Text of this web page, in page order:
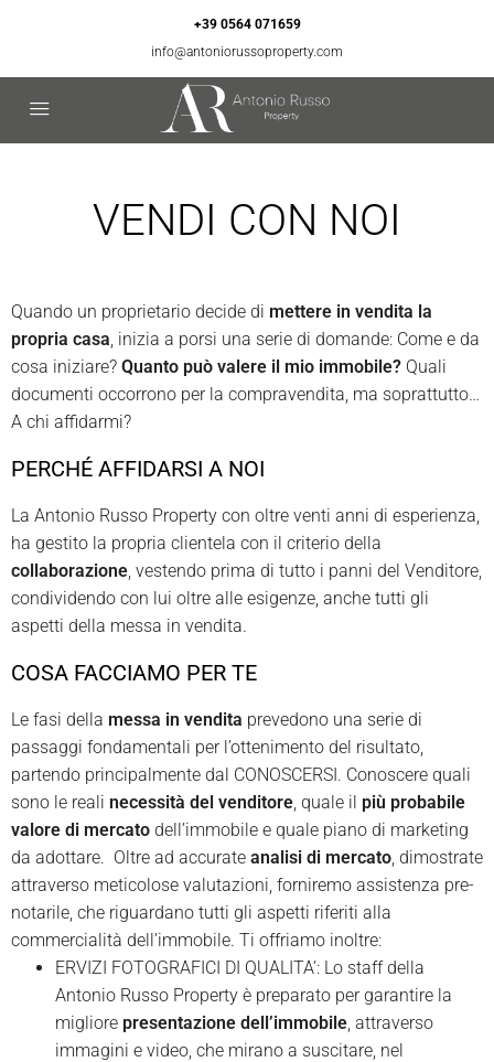
+39 0564 071659
info@antoniorussoproperty.com
VENDI CON NOI
Quando un proprietario decide di mettere in vendita la
propria casa, inizia a porsi una serie di domande: Come e da
cosa iniziare? Quanto può valere il mio immobile? Quali
documenti occorrono per la compravendita, ma soprattutto…
A chi affidarmi?
PERCHÉ AFFIDARSI A NOI
La Antonio Russo Property con oltre venti anni di esperienza,
ha gestito la propria clientela con il criterio della
collaborazione, vestendo prima di tutto i panni del Venditore,
condividendo con lui oltre alle esigenze, anche tutti gli
aspetti della messa in vendita.
COSA FACCIAMO PER TE
Le fasi della messa in vendita prevedono una serie di
passaggi fondamentali per l’ottenimento del risultato,
partendo principalmente dal CONOSCERSI. Conoscere quali
sono le reali necessità del venditore, quale il più probabile
valore di mercato dell’immobile e quale piano di marketing
da adottare. Oltre ad accurate analisi di mercato, dimostrate
attraverso meticolose valutazioni, forniremo assistenza pre-
notarile, che riguardano tutti gli aspetti riferiti alla
commercialità dell’immobile. Ti offriamo inoltre:
ERVIZI FOTOGRAFICI DI QUALITA’: Lo staff della
Antonio Russo Property è preparato per garantire la
migliore presentazione dell’immobile, attraverso
immagini e video, che mirano a suscitare, nel